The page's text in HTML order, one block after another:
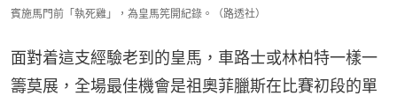
賓施馬門前「執死雞」，為皇馬筅開紀錄。（路透社）
面對着這支經驗老到的皇馬，車路士或林柏特一樣一
籌莫展，全場最佳機會是祖奧菲臘斯在比賽初段的單